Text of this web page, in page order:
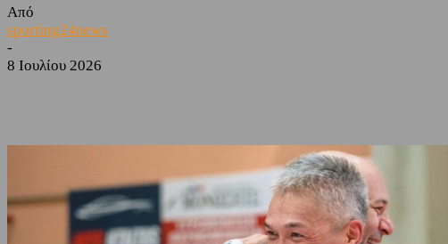
Από
sporting24news
-
8 Ιουλίου 2026